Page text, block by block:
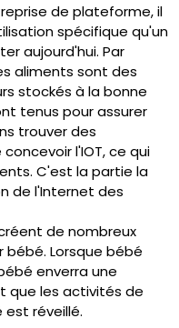
de plateforme, il
spécifique qu'un
aujourd'hui. Par
aliments sont des
stockés à la bonne
tenus pour assurer
trouver des
l'IOT, ce qui
C'est la partie la
de l'Internet des
de nombreux
Lorsque bébé
enverra une
que les activités de
réveillé.